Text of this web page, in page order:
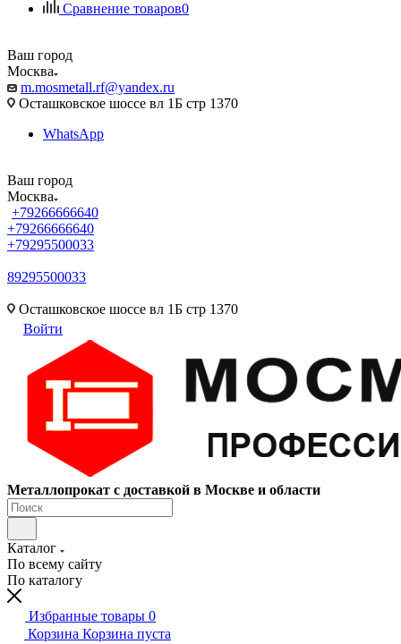
Сравнение товаров0
Ваш город
Москва
m.mosmetall.rf@yandex.ru
Осташковское шоссе вл 1Б стр 1370
WhatsApp
Ваш город
Москва
+79266666640
+79266666640
+79295500033
89295500033
Осташковское шоссе вл 1Б стр 1370
Войти
Металлопрокат с доставкой в Москве и области
Каталог
По всему сайту
По каталогу
Избранные товары 0
Корзина Корзина пуста